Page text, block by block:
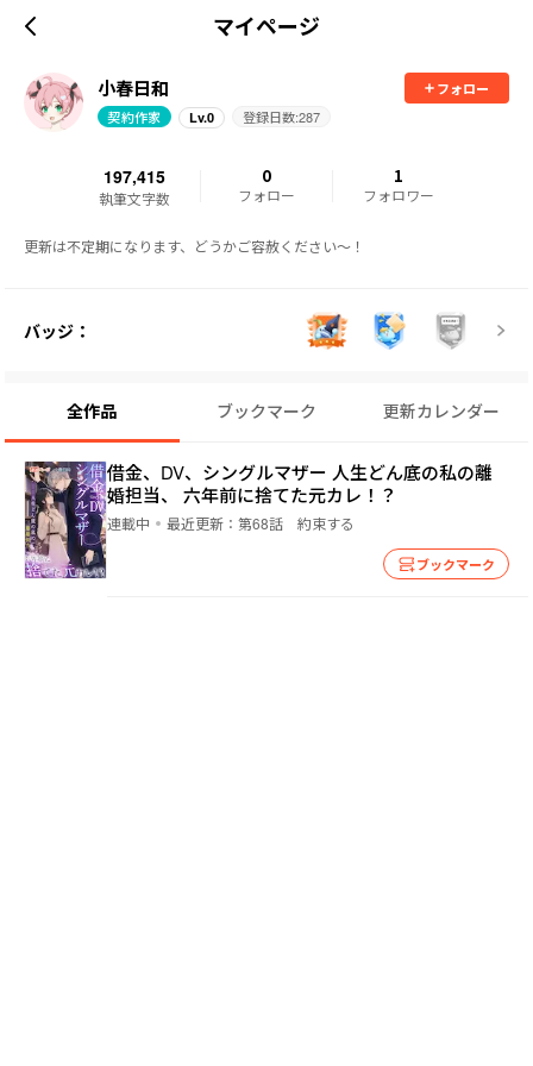
マイページ
小春日和 フォロー
契約作家 Lv.0 登録日数:287
197,415
執筆文字数
0
フォロー
1
フォロワー
更新は不定期になります、どうかご容赦ください〜！
バッジ：
全作品 ブックマーク 更新カレンダー
借金、DV、シングルマザー ――人生どん底の私の離
婚担当、 六年前に捨てた元カレ！？
連載中 最近更新： 第68話 約束する
ブックマーク